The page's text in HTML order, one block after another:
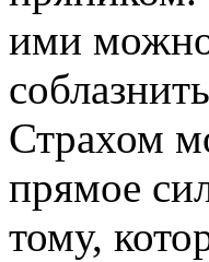
ими можно
Страхом
прямое
тому,